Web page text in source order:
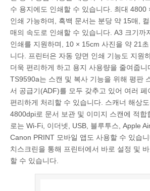
수 용지에도 인쇄할 수 있습니다. 최대 4800
인쇄 가능하며, 흑백 문서는 분당 약 15매,
매의 속도로 인쇄할 수 있습니다. A3 크기까
인쇄를 지원하며, 10 × 15cm 사진을 약 21
니다. 프린터은 자동 양면 인쇄 기능도 지원
더욱 편리하게 하고 용지 사용량을 줄여줍니
TS9590a는 스캔 및 복사 기능을 위해 평판
서 공급기(ADF)를 모두 갖추고 있어 여러 페
편리하게 처리할 수 있습니다. 스캐너 해상
4800dpi로 문서 보관 및 이미지 스캔에 적합
로는 Wi-Fi, 이더넷, USB, 블루투스, Apple
Canon PRINT 모바일 앱도 사용할 수 있습
치스크린을 통해 프린터에서 바로 설정 및
할 수 있습니다.